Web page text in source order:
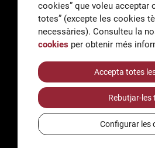
Informació
AccessibilitatAvís legal i Política de
Política de cookies
Crèdits
cookies” que voleu acceptar
totes” (excepte les cookies
necessàries). Consulteu la
cookies per obtenir més
Accepta totes
Rebutjar-les
Configurar les